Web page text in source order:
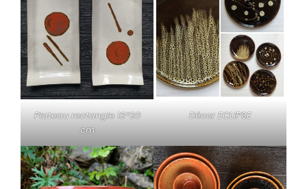
Plateau rectangle 13*30
cm
Décor ECLIPSE